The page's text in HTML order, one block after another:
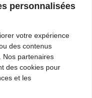
personnalisées
votre expérience
des contenus
Nos partenaires
des cookies pour
et les
journalistes vous
l'actualité en